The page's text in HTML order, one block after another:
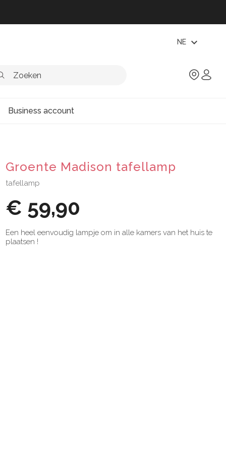
NE expand_more
Business account
Groente Madison tafellamp
tafellamp
€ 59,90
Een heel eenvoudig lampje om in alle kamers van het huis te
plaatsen !